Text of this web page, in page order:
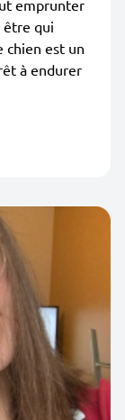
emprunter
être qui
chien est un
à endurer